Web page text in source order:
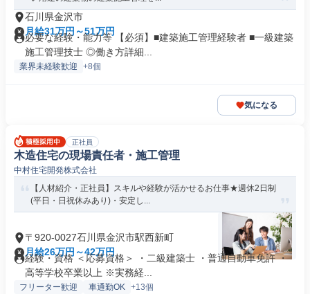
石川県金沢市
月給31万円～51万円
必要な経験・能力等 【必須】■建築施工管理経験者 ■一級建築
施工管理技士 ◎働き方詳細...
業界未経験歓迎 +8個
気になる
正社員
木造住宅の現場責任者・施工管理
中村住宅開発株式会社
【人材紹介・正社員】スキルや経験が活かせるお仕事★週休2日制
(平日・日祝休みあり)・安定し...
〒920-0027石川県金沢市駅西新町
月給26万円～42万円
経験・資格 ＜応募資格＞ ・二級建築士 ・普通自動車免許 ・
高等学校卒業以上 ※実務経...
フリーター歓迎 車通勤OK +13個